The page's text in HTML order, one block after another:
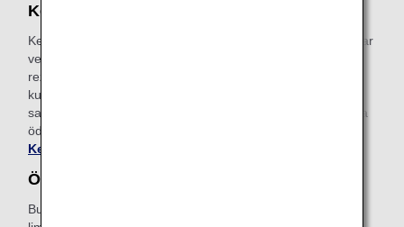
Keep My Fare
Keep My Fare, müşterilerin bilet satın alma konusunda karar
vermek için daha fazla zamana ihtiyaç duymaları halinde
rezervasyon ve tarife bilgilerini bekletmelerini sağlayan
kullanışlı bir hizmettir (biletin düzenlenmesinden önceki 72
saate kadar). Tercih ettiğiniz uçuş ve tarifeyi seçtikten sonra
ödeme ekranından bu hizmet için başvuru yapabilirsiniz.
Keep My Fare hakkında daha fazla bilgi edinin
Ön Ödemeli Ekstra Bagaj
Bu hizmet, ücretsiz check-in sırasında teslim edilen bagaj